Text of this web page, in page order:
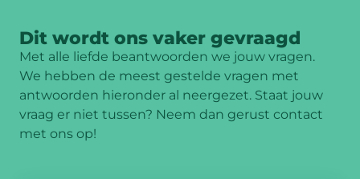
Dit wordt ons vaker gevraagd
Met alle liefde beantwoorden we jouw vragen.
We hebben de meest gestelde vragen met
antwoorden hieronder al neergezet. Staat jouw
vraag er niet tussen? Neem dan gerust contact
met ons op!